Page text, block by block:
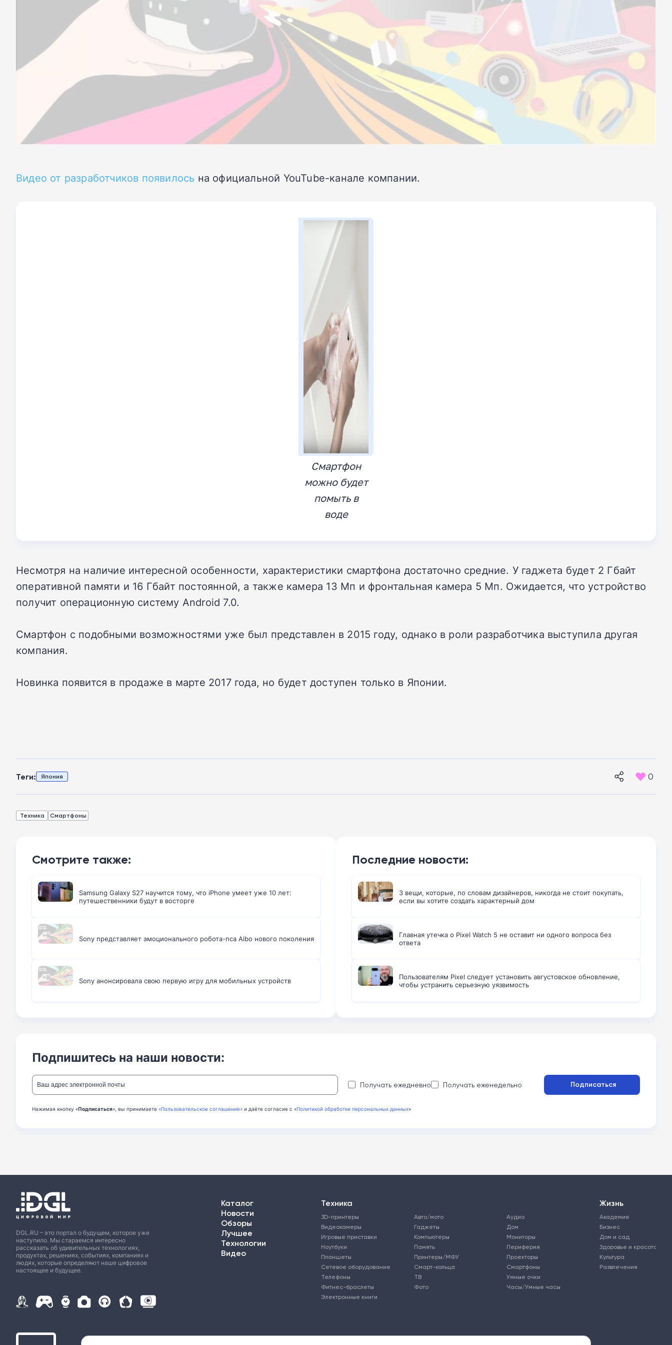
Видео от разработчиков появилось на официальной YouTube-канале компании.
Смартфон
можно будет
помыть в
воде
Несмотря на наличие интересной особенности, характеристики смартфона достаточно средние. У гаджета будет 2 Гбайт
оперативной памяти и 16 Гбайт постоянной, а также камера 13 Мп и фронтальная камера 5 Мп. Ожидается, что устройство
получит операционную систему Android 7.0.
Смартфон с подобными возможностями уже был представлен в 2015 году, однако в роли разработчика выступила другая
компания.
Новинка появится в продаже в марте 2017 года, но будет доступен только в Японии.
Теги: Япония 0
Техника Смартфоны
Смотрите также:
Samsung Galaxy S27 научится тому, что iPhone умеет уже 10 лет:
путешественники будут в восторге
Sony представляет эмоционального робота-пса Aibo нового поколения
Sony анонсировала свою первую игру для мобильных устройств
Последние новости:
3 вещи, которые, по словам дизайнеров, никогда не стоит покупать,
если вы хотите создать характерный дом
Главная утечка о Pixel Watch 5 не оставит ни одного вопроса без
ответа
Пользователям Pixel следует установить августовское обновление,
чтобы устранить серьезную уязвимость
Подпишитесь на наши новости:
Получать ежедневно Получать еженедельно Подписаться
Нажимая кнопку «Подписаться», вы принимаете «Пользовательское соглашение» и даёте согласие с «Политикой обработки персональных данных»
DGL.RU – это портал о будущем, которое уже
наступило. Мы стараемся интересно
рассказать об удивительных технологиях,
продуктах, решениях, событиях, компаниях и
людях, которые определяют наше цифровое
настоящее и будущее.
Каталог
Новости
Обзоры
Лучшее
Техника
3D-принтеры Авто/мото
Аудио
Видеокамеры
Гаджеты
Дом
Игровые приставки
Компьютеры
Мониторы
Ноутбуки
Память
Периферия
Планшеты
Принтеры/МФУ
Проекторы
Сетевое оборудование
Смарт-кольца
Смартфоны
Телефоны
ТВ
Умные очки
Фитнес-браслеты
Фото
Часы/Умные часы
Электронные книги
Технологии
Жизнь
Академия
Бизнес
Дом и сад
Здоровье и красота
Культура
Развлечения
Видео